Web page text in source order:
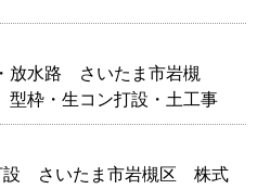
放水路 さいたま市岩槻
枠・生コン打設・土工事
設 さいたま市岩槻区 株式